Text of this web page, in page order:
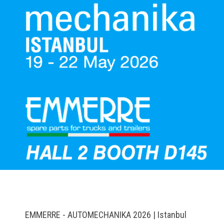
EMMERRE - AUTOMECHANIKA 2026 | Istanbul